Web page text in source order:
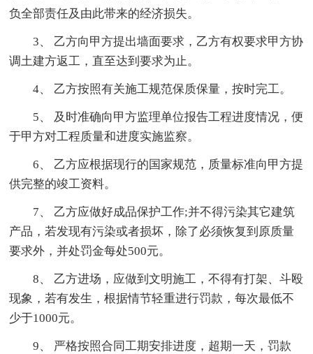
负全部责任及由此带来的经济损失。
3、 乙方向甲方提出墙面要求，乙方有权要求甲方协
调土建方返工，直至达到要求为止。
4、 乙方按照有关施工规范保质保量，按时完工。
5、 及时准确向甲方监理单位报告工程进度情况，便
于甲方对工程质量和进度实施监察。
6、 乙方应根据现行的国家规范，质量标准向甲方提
供完整的竣工资料。
7、 乙方应做好成品保护工作;并不得污染其它建筑
产品，若发现有污染或者损坏，除了必须恢复到原质量
要求外，并处罚金每处500元。
8、 乙方进场，应做到文明施工，不得有打架、斗殴
现象，若有发生，根据情节轻重进行罚款，每次最低不
少于1000元。
9、 严格按照合同工期安排进度，超期一天，罚款